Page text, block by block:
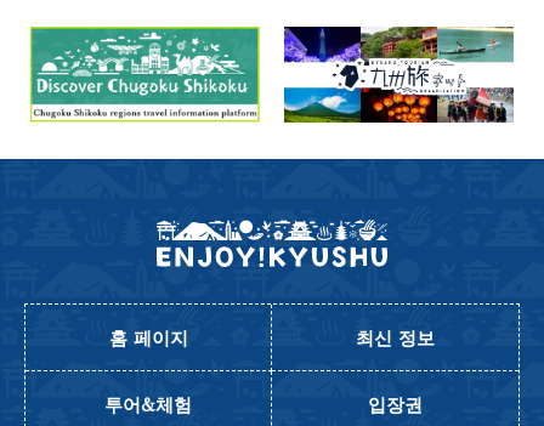
홈 페이지 최신 정보
투어&체험 입장권